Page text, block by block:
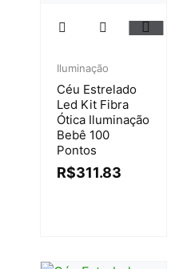
Iluminação
Céu Estrelado
Led Kit Fibra
Ótica Iluminação
Bebê 100
Pontos
R$311.83